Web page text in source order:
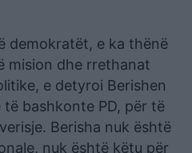
demokratët, e ka thënë
mision dhe rrethanat
e detyroi Berishen
bashkonte PD, për të
Berisha nuk është
nuk është këtu për